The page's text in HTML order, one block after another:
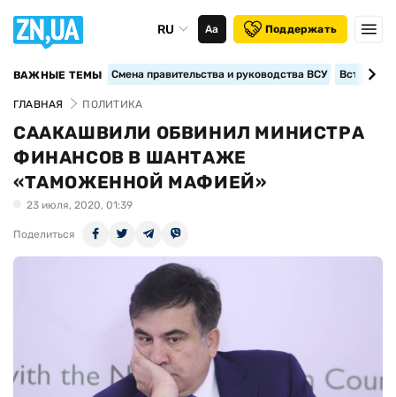
RU Аа Поддержать
ВАЖНЫЕ ТЕМЫ Смена правительства и руководства ВСУ
ГЛАВНАЯ ПОЛИТИКА
СААКАШВИЛИ ОБВИНИЛ МИНИСТРА
ФИНАНСОВ В ШАНТАЖЕ
«ТАМОЖЕННОЙ МАФИЕЙ»
23 июля, 2020, 01:39
Поделиться